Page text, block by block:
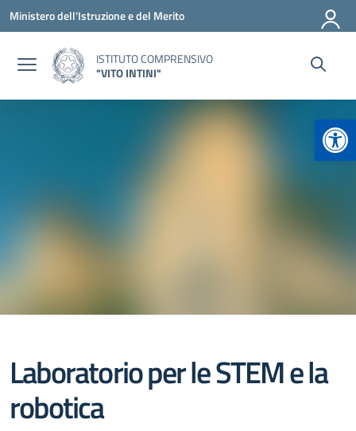
Vai ai contenuti
Vai al menu di navigazione
Vai al footer
Ministero dell'Istruzione e del Merito
ISTITUTO COMPRENSIVO
"VITO INTINI"
Laboratorio per le STEM e la
robotica